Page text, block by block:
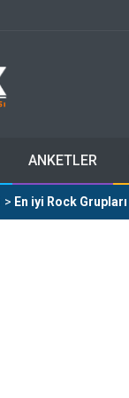
ANKETLER
> En iyi Rock Grupları